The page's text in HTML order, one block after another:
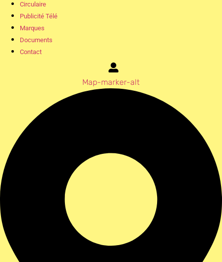
Circulaire
Publicité Télé
Marques
Documents
Contact
Map-marker-alt